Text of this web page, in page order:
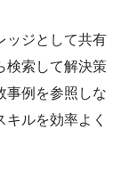
ッジとして共有
検索して解決策
事例を参照しな
ルを効率よく